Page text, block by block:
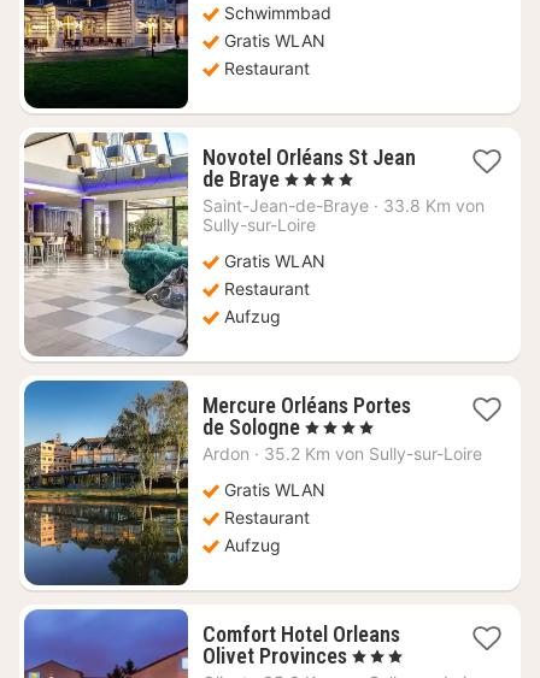
167,27
€
Schwimmbad
Gratis WLAN
Restaurant
Novotel Orléans St Jean
de Braye1
Nacht
ab
€
, 4 Sterne
Saint-Jean-de-Braye · 33.8 Km von
Sully-sur-Loire
Gratis WLAN
Restaurant
Aufzug
Mercure Orléans Portes
de Sologne1
Nacht
101,82
€
, 4 Sterne
Ardon · 35.2 Km von Sully-sur-Loire
Gratis WLAN
Restaurant
Aufzug
Comfort Hotel Orleans
Olivet Provinces1
, 3 Sterne